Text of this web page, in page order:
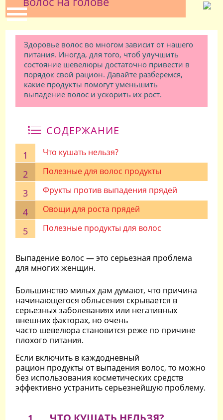
Здоровье волос во многом зависит от нашего
питания. Иногда, для того, чтоб улучшить
состояние шевелюры достаточно привести в
порядок свой рацион. Давайте разберемся,
какие продукты помогут уменьшить
выпадение волос и ускорить их рост.
СОДЕРЖАНИЕ
Что кушать нельзя?
Полезные для волос продукты
Фрукты против выпадения прядей
Овощи для роста прядей
Полезные продукты для волос
Выпадение волос — это серьезная проблема
для многих женщин.
Большинство милых дам думают, что причина
начинающегося облысения скрывается в
серьезных заболеваниях или негативных
внешних факторах, но очень
часто шевелюра становится реже по причине
плохого питания.
Если включить в каждодневный
рацион продукты от выпадения волос, то можно
без использования косметических средств
эффективно устранить серьезнейшую проблему.